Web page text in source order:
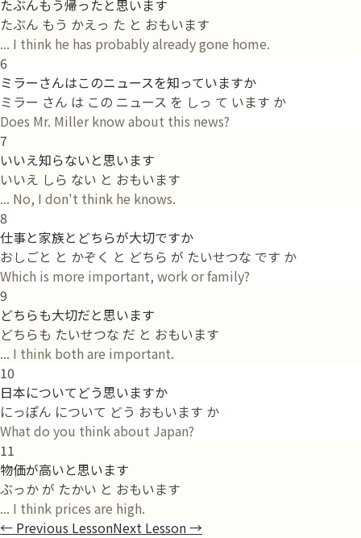
たぶんもう帰ったと思います
たぶん もう かえっ た と おもいます
... I think he has probably already gone home.
6
ミラーさんはこのニュースを知っていますか
ミラー さん は この ニュース を しっ て います か
Does Mr. Miller know about this news?
7
いいえ知らないと思います
いいえ しら ない と おもいます
... No, I don't think he knows.
8
仕事と家族とどちらが大切ですか
おしごと と かぞく と どちら が たいせつな です か
Which is more important, work or family?
9
どちらも大切だと思います
どちらも たいせつな だ と おもいます
... I think both are important.
10
日本についてどう思いますか
にっぽん について どう おもいます か
What do you think about Japan?
11
物価が高いと思います
ぶっか が たかい と おもいます
... I think prices are high.
← Previous LessonNext Lesson→